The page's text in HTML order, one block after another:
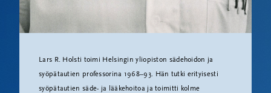
Lars R. Holsti toimi Helsingin yliopiston sädehoidon ja
syöpätautien professorina 1968–93. Hän tutki erityisesti
syöpätautien säde- ja lääkehoitoa ja toimitti kolme